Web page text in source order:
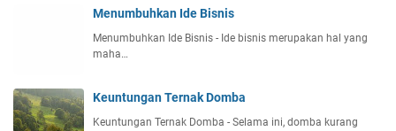
Menumbuhkan Ide Bisnis
Menumbuhkan Ide Bisnis - Ide bisnis merupakan hal yang
maha…
Keuntungan Ternak Domba
Keuntungan Ternak Domba - Selama ini, domba kurang